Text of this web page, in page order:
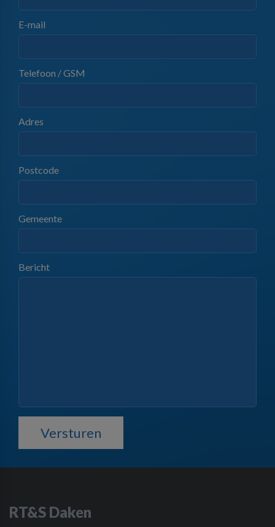
E-mail
Telefoon / GSM
Adres
Postcode
Gemeente
Bericht
Versturen
RT&S Daken